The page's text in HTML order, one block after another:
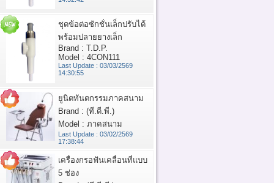
ชุดข้อต่อซักชั่นเล็กปรับได้
พร้อมปลายยางเล็ก
Brand : T.D.P.
Model : 4CON111
Last Update : 03/03/2569
14:30:55
ยูนิตทันตกรรมภาคสนาม
Brand : (ที.ดี.พี.)
Model : ภาคสนาม
Last Update : 03/02/2569
17:38:44
เครื่องกรอฟันเคลื่อนที่แบบ
5 ช่อง